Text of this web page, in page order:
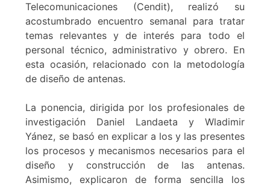
Telecomunicaciones (Cendit), realizó su
acostumbrado encuentro semanal para tratar
temas relevantes y de interés para todo el
personal técnico, administrativo y obrero. En
esta ocasión, relacionado con la metodología
de diseño de antenas.
La ponencia, dirigida por los profesionales de
investigación Daniel Landaeta y Wladimir
Yánez, se basó en explicar a los y las presentes
los procesos y mecanismos necesarios para el
diseño y construcción de las antenas.
Asimismo, explicaron de forma sencilla los